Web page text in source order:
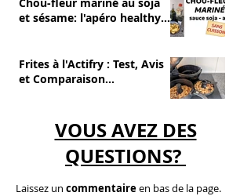
et sésame: l'apéro healthy
Frites à l'Actifry : Test, Avis
et Comparaison
VOUS AVEZ DES
QUESTIONS?
Laissez un commentaireen bas de la page.